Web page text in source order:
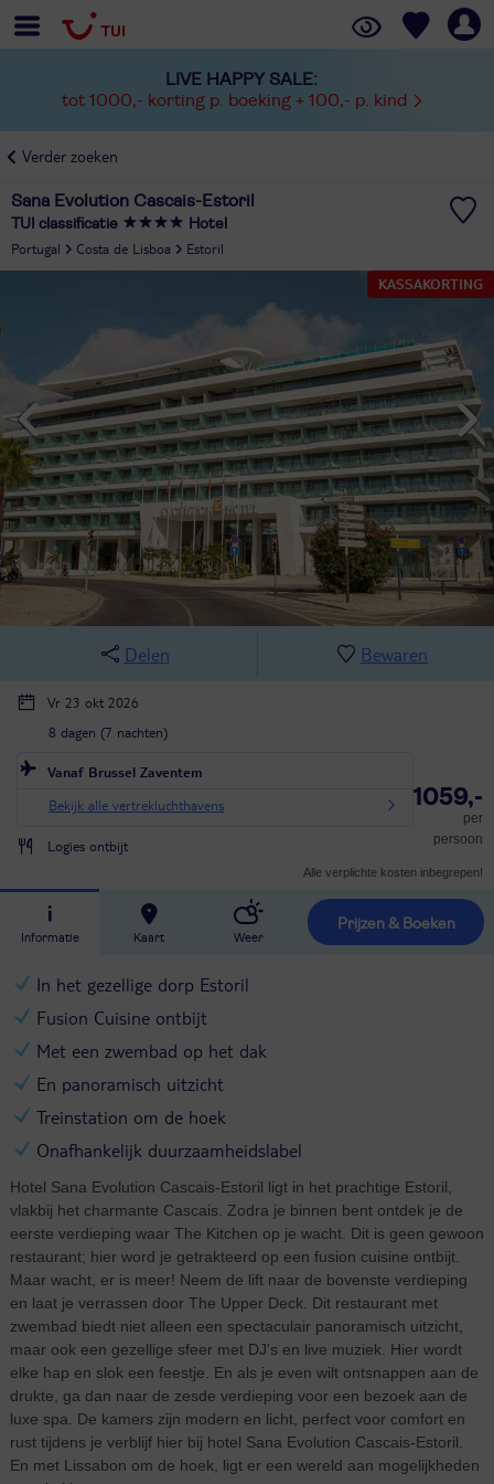
LIVE HAPPY SALE:
tot 1000,- korting p. boeking + 100,- p. kind
Verder zoeken
Sana Evolution Cascais-Estoril
TUI classificatie Hotel
Portugal Costa de Lisboa
Estoril
KASSAKORTING
Delen Bewaren
Vr 23 okt 2026
8 dagen (7 nachten)
Vanaf Brussel Zaventem
Bekijk alle vertrekluchthavens
Logies ontbijt
1059,-
per
persoon
Alle verplichte kosten inbegrepen!
Informatie Kaart Weer
Prijzen & Boeken
In het gezellige dorp Estoril
Fusion Cuisine ontbijt
Met een zwembad op het dak
En panoramisch uitzicht
Treinstation om de hoek
Onafhankelijk duurzaamheidslabel
Hotel Sana Evolution Cascais-Estoril ligt in het prachtige Estoril,
vlakbij het charmante Cascais. Zodra je binnen bent ontdek je de
eerste verdieping waar The Kitchen op je wacht. Dit is geen gewoon
restaurant; hier word je getrakteerd op een fusion cuisine ontbijt.
Maar wacht, er is meer! Neem de lift naar de bovenste verdieping
en laat je verrassen door The Upper Deck. Dit restaurant met
zwembad biedt niet alleen een spectaculair panoramisch uitzicht,
maar ook een gezellige sfeer met DJ's en live muziek. Hier wordt
elke hap en slok een feestje. En als je even wilt ontsnappen aan de
drukte, ga dan naar de zesde verdieping voor een bezoek aan de
luxe spa. De kamers zijn modern en licht, perfect voor comfort en
rust tijdens je verblijf hier bij hotel Sana Evolution Cascais-Estoril.
En met Lissabon om de hoek, ligt er een wereld aan mogelijkheden